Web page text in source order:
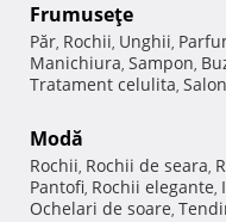
Frumuseţe
Păr, Rochii, Unghii,
Manichiura, Sampon,
Tratament celulita,
Modă
Rochii, Rochii de seara,
Pantofi, Rochii elegante,
Ochelari de soare,